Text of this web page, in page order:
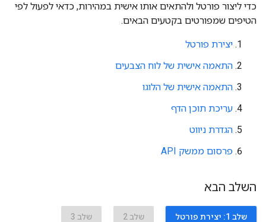
כדי ליצור פורטל ולהתאים אותו אישית במהירות, כדאי לפעול לפי
הטיפים שמפורטים בקטעים הבאים.
יצירת פורטל
התאמה אישית של לוח הצבעים
התאמה אישית של הלוגו
עריכת תוכן הדף
הגדרת ניווט
פרסום ממשק API
השלב הבא
שלב 1: יצירת פורטל שלב 2 שלב 3